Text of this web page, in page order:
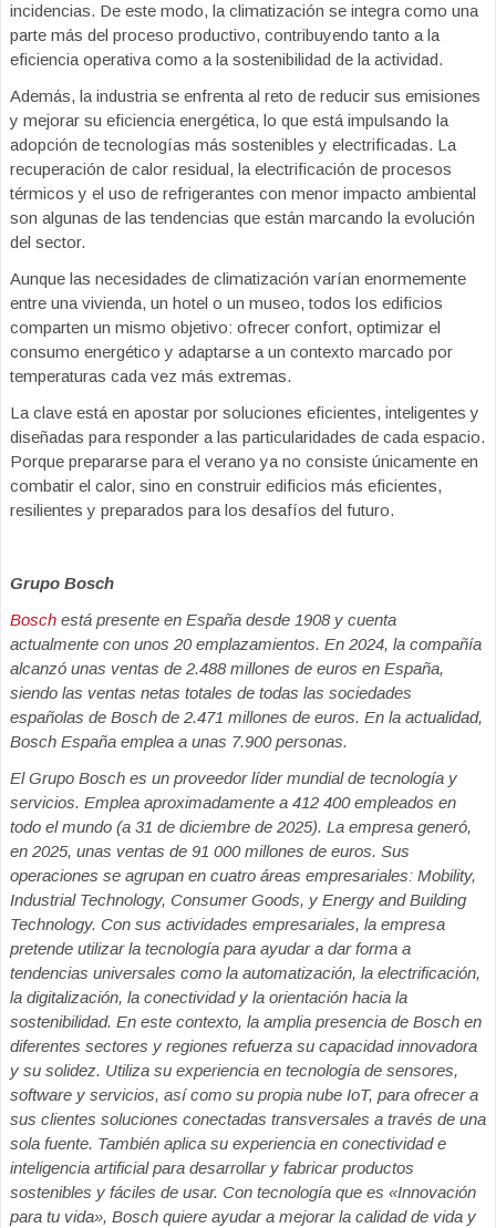
incidencias. De este modo, la climatización se integra como una
parte más del proceso productivo, contribuyendo tanto a la
eficiencia operativa como a la sostenibilidad de la actividad.
Además, la industria se enfrenta al reto de reducir sus emisiones
y mejorar su eficiencia energética, lo que está impulsando la
adopción de tecnologías más sostenibles y electrificadas. La
recuperación de calor residual, la electrificación de procesos
térmicos y el uso de refrigerantes con menor impacto ambiental
son algunas de las tendencias que están marcando la evolución
del sector.
Aunque las necesidades de climatización varían enormemente
entre una vivienda, un hotel o un museo, todos los edificios
comparten un mismo objetivo: ofrecer confort, optimizar el
consumo energético y adaptarse a un contexto marcado por
temperaturas cada vez más extremas.
La clave está en apostar por soluciones eficientes, inteligentes y
diseñadas para responder a las particularidades de cada espacio.
Porque prepararse para el verano ya no consiste únicamente en
combatir el calor, sino en construir edificios más eficientes,
resilientes y preparados para los desafíos del futuro.
Grupo Bosch
Bosch está presente en España desde 1908 y cuenta
actualmente con unos 20 emplazamientos. En 2024, la compañía
alcanzó unas ventas de 2.488 millones de euros en España,
siendo las ventas netas totales de todas las sociedades
españolas de Bosch de 2.471 millones de euros. En la actualidad,
Bosch España emplea a unas 7.900 personas.
El Grupo Bosch es un proveedor líder mundial de tecnología y
servicios. Emplea aproximadamente a 412 400 empleados en
todo el mundo (a 31 de diciembre de 2025). La empresa generó,
en 2025, unas ventas de 91 000 millones de euros. Sus
operaciones se agrupan en cuatro áreas empresariales: Mobility,
Industrial Technology, Consumer Goods, y Energy and Building
Technology. Con sus actividades empresariales, la empresa
pretende utilizar la tecnología para ayudar a dar forma a
tendencias universales como la automatización, la electrificación,
la digitalización, la conectividad y la orientación hacia la
sostenibilidad. En este contexto, la amplia presencia de Bosch en
diferentes sectores y regiones refuerza su capacidad innovadora
y su solidez. Utiliza su experiencia en tecnología de sensores,
software y servicios, así como su propia nube IoT, para ofrecer a
sus clientes soluciones conectadas transversales a través de una
sola fuente. También aplica su experiencia en conectividad e
inteligencia artificial para desarrollar y fabricar productos
sostenibles y fáciles de usar. Con tecnología que es «Innovación
para tu vida», Bosch quiere ayudar a mejorar la calidad de vida y